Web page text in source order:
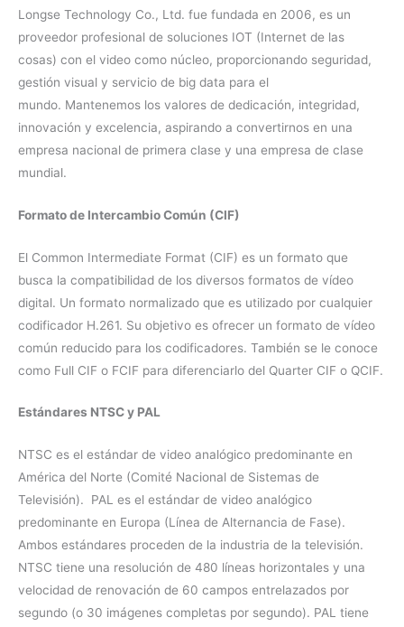
Longse Technology Co., Ltd. fue fundada en 2006, es un
proveedor profesional de soluciones IOT (Internet de las
cosas) con el video como núcleo, proporcionando seguridad,
gestión visual y servicio de big data para el
mundo. Mantenemos los valores de dedicación, integridad,
innovación y excelencia, aspirando a convertirnos en una
empresa nacional de primera clase y una empresa de clase
mundial.
Formato de Intercambio Común (CIF)
El Common Intermediate Format (CIF) es un formato que
busca la compatibilidad de los diversos formatos de vídeo
digital. Un formato normalizado que es utilizado por cualquier
codificador H.261. Su objetivo es ofrecer un formato de vídeo
común reducido para los codificadores. También se le conoce
como Full CIF o FCIF para diferenciarlo del Quarter CIF o QCIF.
Estándares NTSC y PAL
NTSC es el estándar de video analógico predominante en
América del Norte (Comité Nacional de Sistemas de
Televisión). PAL es el estándar de video analógico
predominante en Europa (Línea de Alternancia de Fase).
Ambos estándares proceden de la industria de la televisión.
NTSC tiene una resolución de 480 líneas horizontales y una
velocidad de renovación de 60 campos entrelazados por
segundo (o 30 imágenes completas por segundo). PAL tiene